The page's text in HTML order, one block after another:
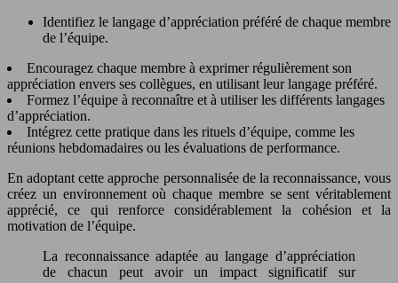
Identifiez le langage d’appréciation préféré de chaque membre
de l’équipe.
Encouragez chaque membre à exprimer régulièrement son
appréciation envers ses collègues, en utilisant leur langage préféré.
Formez l’équipe à reconnaître et à utiliser les différents langages
d’appréciation.
Intégrez cette pratique dans les rituels d’équipe, comme les
réunions hebdomadaires ou les évaluations de performance.
En adoptant cette approche personnalisée de la reconnaissance, vous
créez un environnement où chaque membre se sent véritablement
apprécié, ce qui renforce considérablement la cohésion et la
motivation de l’équipe.
La reconnaissance adaptée au langage d’appréciation
de chacun peut avoir un impact significatif sur